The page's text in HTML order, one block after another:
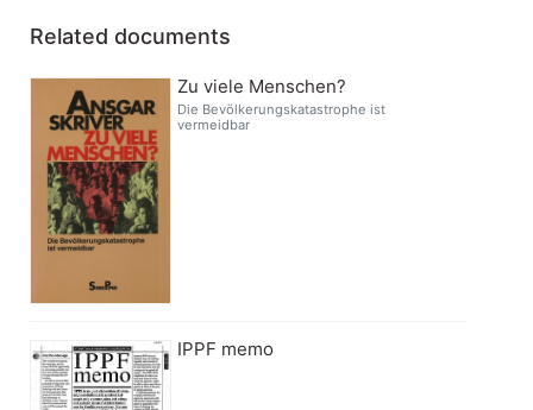
Related documents
Zu viele Menschen?
Die Bevölkerungskatastrophe ist
vermeidbar
IPPF memo